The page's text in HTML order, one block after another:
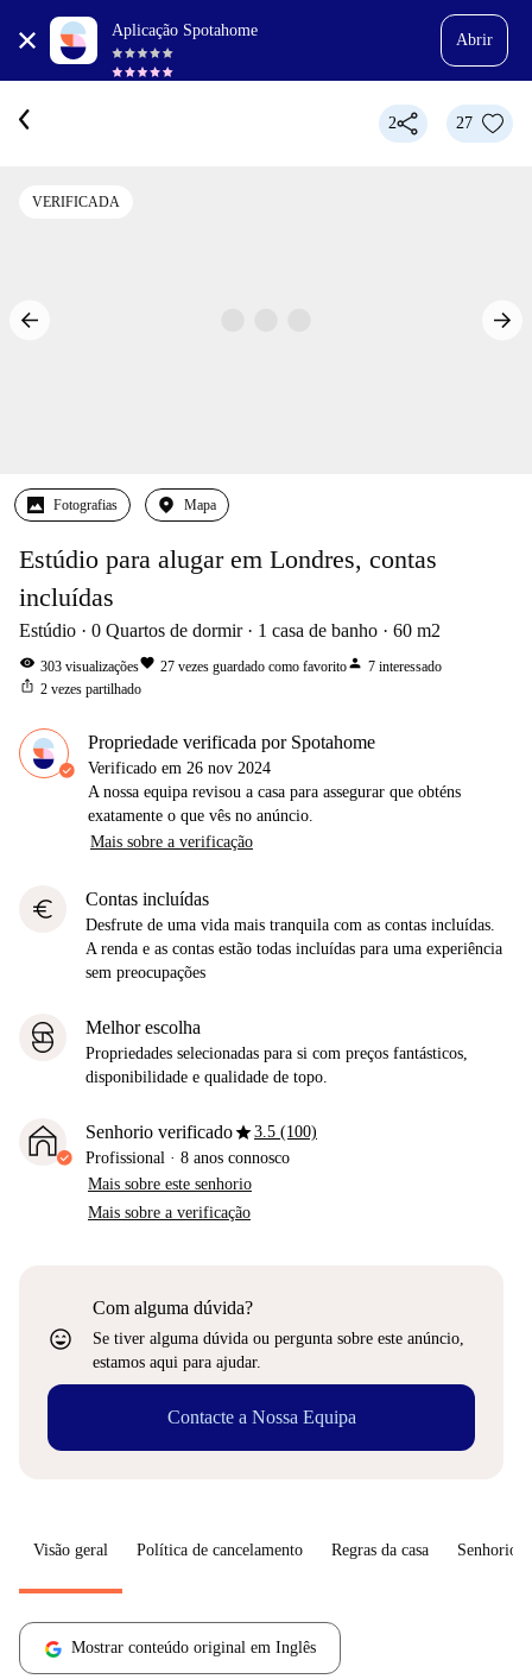
Aplicação Spotahome
Abrir
2 27
VERIFICADA
Fotografias Mapa
Estúdio para alugar em Londres, contas
incluídas
Estúdio 0 Quartos de dormir 1 casa de banho 60 m2
visibility 303 visualizaçõesfavorite 27 vezes guardado como favoritoperson 7 interessado
ios_share 2 vezes partilhado
Propriedade verificada por Spotahome
Verificado em 26 nov 2024
A nossa equipa revisou a casa para assegurar que obténs
exatamente o que vês no anúncio.
Mais sobre a verificação
euro Contas incluídas
Desfrute de uma vida mais tranquila com as contas incluídas.
A renda e as contas estão todas incluídas para uma experiência
sem preocupações
Melhor escolha
Propriedades selecionadas para si com preços fantásticos,
disponibilidade e qualidade de topo.
Senhorio verificadostar3.5 (100)
Profissional · 8 anos connosco
Mais sobre este senhorio
Mais sobre a verificação
sentiment_very_satisfied
Com alguma dúvida?
Se tiver alguma dúvida ou pergunta sobre este anúncio,
estamos aqui para ajudar.
Contacte a Nossa Equipa
Visão geral Política de cancelamento Regras da casa Senhorio
Mostrar conteúdo original em Inglês